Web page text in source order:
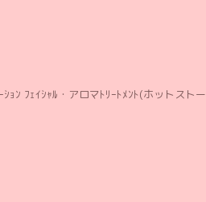
ｮﾝ ﾌｪｲｼｬﾙ・アロマﾄﾘｰﾄﾒﾝﾄ(ホットストー